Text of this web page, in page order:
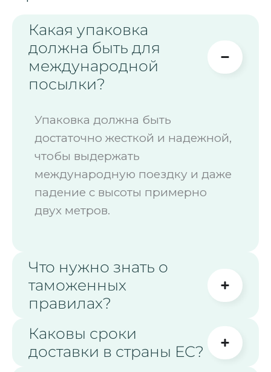
Какая упаковка
должна быть для
международной
посылки?
Упаковка должна быть
достаточно жесткой и надежной,
чтобы выдержать
международную поездку и даже
падение с высоты примерно
двух метров.
Что нужно знать о
таможенных
правилах?
Каковы сроки
доставки в страны ЕС?